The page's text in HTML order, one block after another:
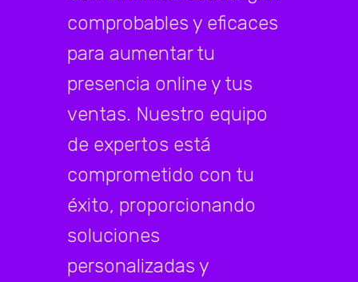
comprobables y eficaces
para aumentar tu
presencia online y tus
ventas. Nuestro equipo
de expertos está
comprometido con tu
éxito, proporcionando
soluciones
personalizadas y